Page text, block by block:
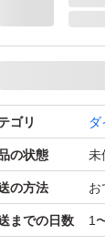
ゴリ
の状態 未
の方法 お
までの日数 1